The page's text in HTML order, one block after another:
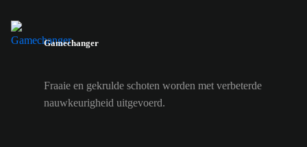
Gamechanger
Fraaie en gekrulde schoten worden met verbeterde
nauwkeurigheid uitgevoerd.